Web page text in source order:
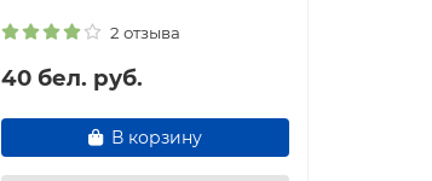
2 отзыва
40 бел. руб.
В корзину